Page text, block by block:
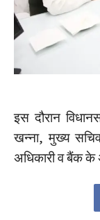
इस दौरान
खन्ना, मुख्य
अधिकारी व बैंक के